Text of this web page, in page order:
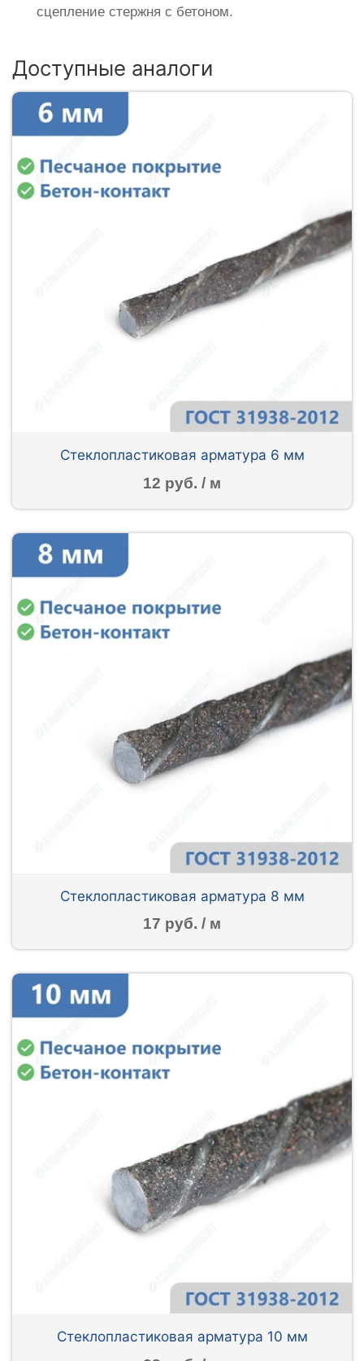
сцепление стержня с бетоном.
Доступные аналоги
Стеклопластиковая арматура 6 мм
12 руб. / м
Стеклопластиковая арматура 8 мм
17 руб. / м
Стеклопластиковая арматура 10 мм